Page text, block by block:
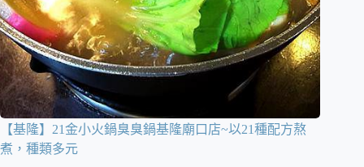
【基隆】21金小火鍋臭臭鍋基隆廟口店~以21種配方熬
煮，種類多元